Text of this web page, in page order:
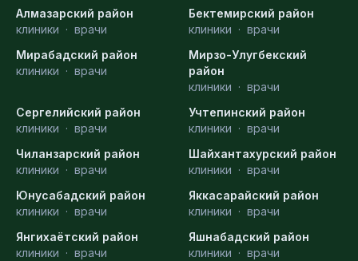
Алмазарский район
клиники · врачи
Бектемирский район
клиники · врачи
Мирабадский район
клиники · врачи
Мирзо-Улугбекский
район
клиники · врачи
Сергелийский район
клиники · врачи
Учтепинский район
клиники · врачи
Чиланзарский район
клиники · врачи
Шайхантахурский район
клиники · врачи
Юнусабадский район
клиники · врачи
Яккасарайский район
клиники · врачи
Янгихаётский район
клиники · врачи
Яшнабадский район
клиники · врачи